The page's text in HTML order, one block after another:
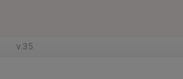
v.35